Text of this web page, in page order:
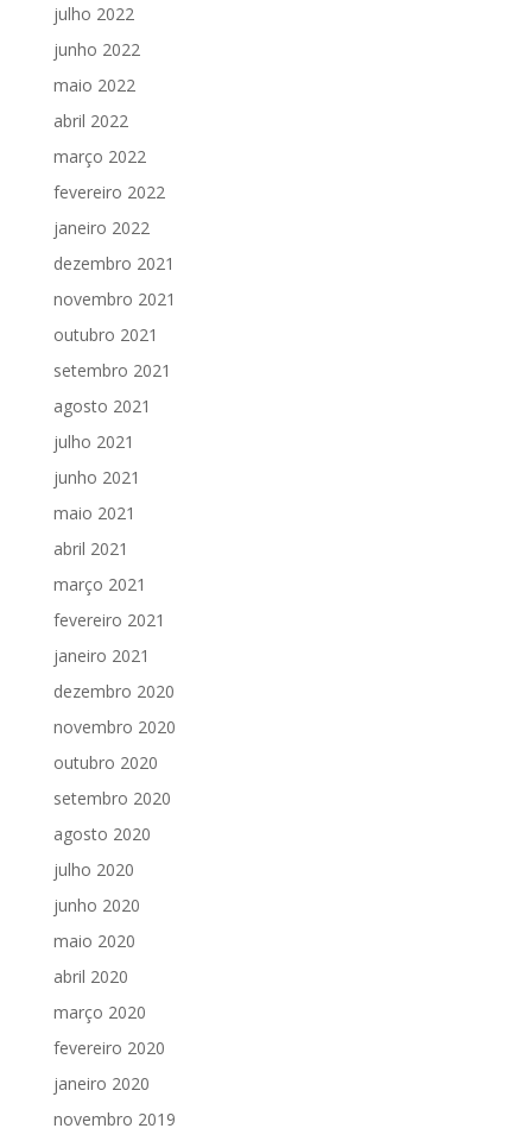
julho 2022
junho 2022
maio 2022
abril 2022
março 2022
fevereiro 2022
janeiro 2022
dezembro 2021
novembro 2021
outubro 2021
setembro 2021
agosto 2021
julho 2021
junho 2021
maio 2021
abril 2021
março 2021
fevereiro 2021
janeiro 2021
dezembro 2020
novembro 2020
outubro 2020
setembro 2020
agosto 2020
julho 2020
junho 2020
maio 2020
abril 2020
março 2020
fevereiro 2020
janeiro 2020
novembro 2019